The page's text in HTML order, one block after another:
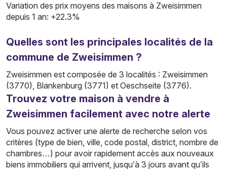
Variation des prix moyens des maisons à Zweisimmen
depuis 1 an: +22.3%
Quelles sont les principales localités de la
commune de Zweisimmen ?
Zweisimmen est composée de 3 localités : Zweisimmen
(3770), Blankenburg (3771) et Oeschseite (3776).
Trouvez votre maison à vendre à
Zweisimmen facilement avec notre alerte
Vous pouvez activer une alerte de recherche selon vos
critères (type de bien, ville, code postal, district, nombre de
chambres…) pour avoir rapidement accès aux nouveaux
biens immobiliers qui arrivent, jusqu’à 3 jours avant qu’ils